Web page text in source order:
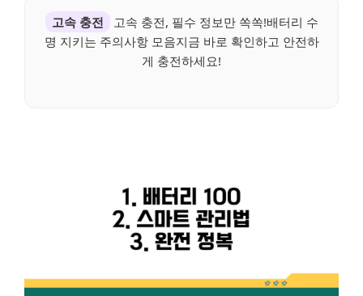
고속 충전
고속 충전, 필수 정보만 쏙쏙!배터리 수
명 지키는 주의사항 모음지금 바로 확인하고 안전하
게 충전하세요!